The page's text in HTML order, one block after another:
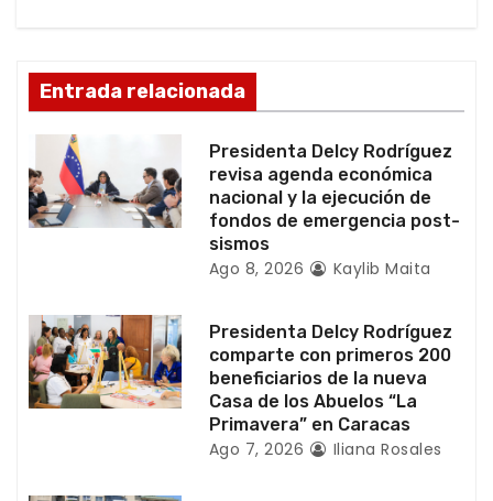
e
e
n
t
a
d
a
Entrada relacionada
Presidenta Delcy Rodríguez
revisa agenda económica
nacional y la ejecución de
fondos de emergencia post-
sismos
Ago 8, 2026 Kaylib Maita
Presidenta Delcy Rodríguez
comparte con primeros 200
beneficiarios de la nueva
Casa de los Abuelos “La
Primavera” en Caracas
Ago 7, 2026 Iliana Rosales